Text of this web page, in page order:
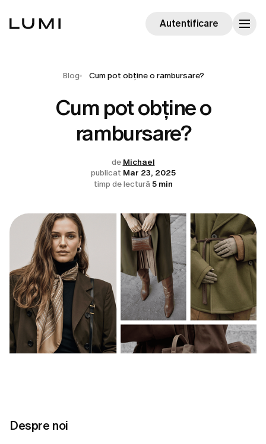
Despre noi
Autentificare
Blog Cum pot obține o rambursare?
Cum pot obține o
rambursare?
de Michael
publicat Mar 23, 2025
timp de lectură 5 min